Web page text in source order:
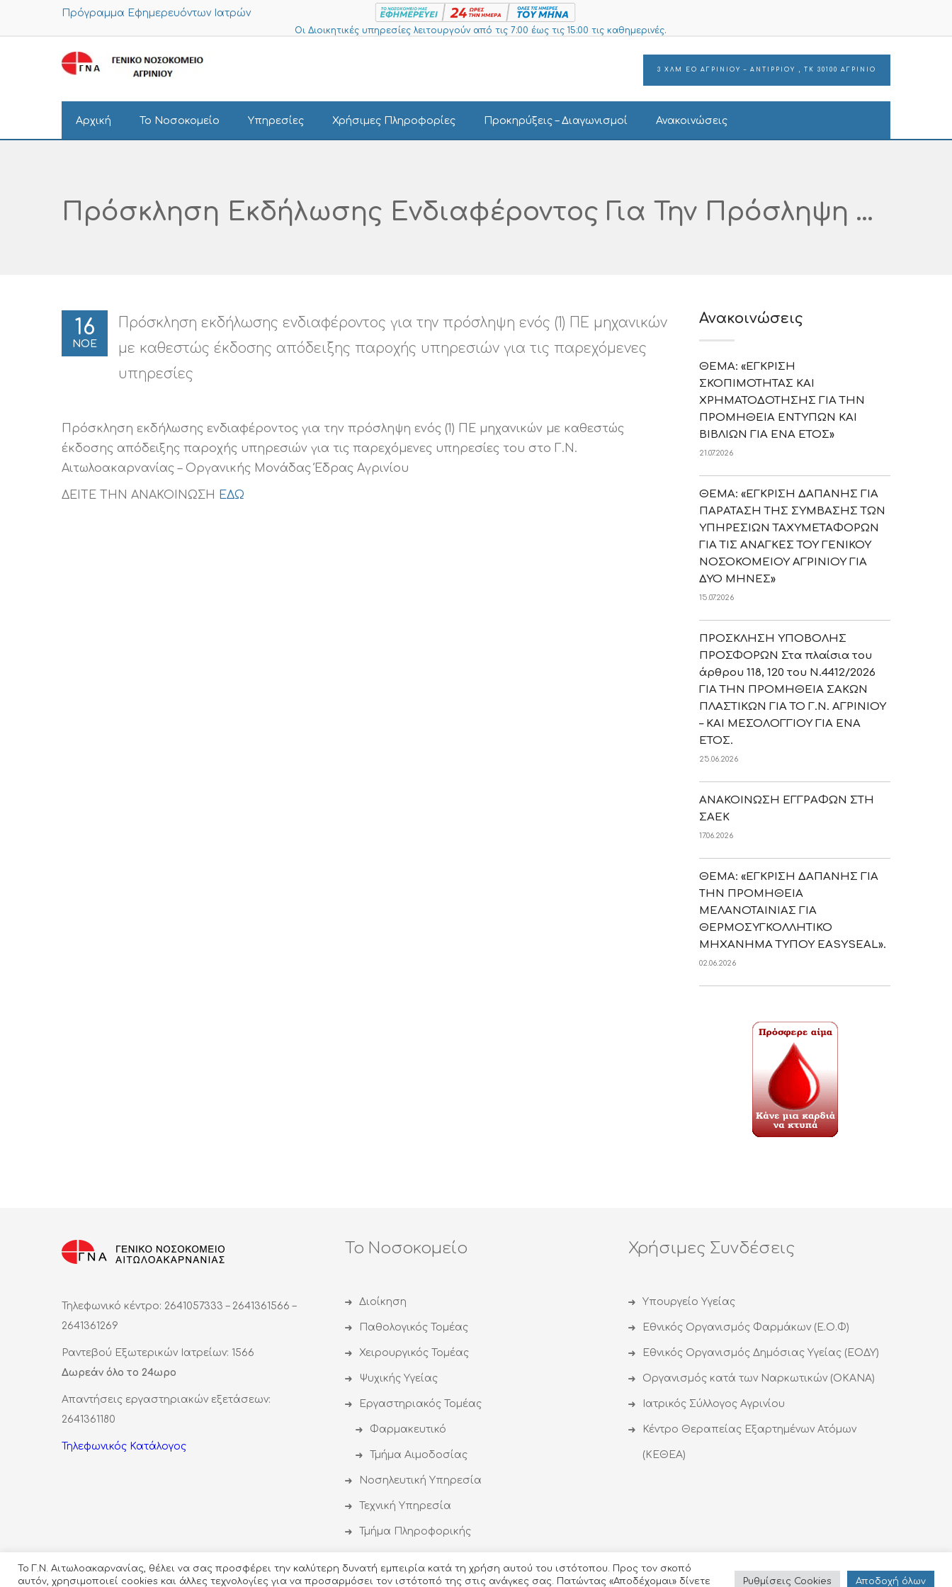
Πρόγραμμα Εφημερευόντων Ιατρών
Οι Διοικητικές υπηρεσίες λειτουργούν από τις 7:00 έως τις 15:00 τις καθημερινές.
3 ΧΛΜ ΕΟ ΑΓΡΙΝΙΟΥ – ΑΝΤΙΡΡΙΟΥ , ΤΚ 30100 ΑΓΡΙΝΙΟ
Αρχική Το Νοσοκομείο Υπηρεσίες Χρήσιμες Πληροφορίες Προκηρύξεις – Διαγωνισμοί Ανακοινώσεις
Πρόσκληση Εκδήλωσης Ενδιαφέροντος Για Την Πρόσληψη Ενός (1) ΠΕ Μηχανικών Με Καθεστώς Έκδοσης Απόδειξης Παροχής Υπηρεσιών Για Τις Παρεχόμενες Υπηρεσίες
16
ΝΟΕ
Πρόσκληση εκδήλωσης ενδιαφέροντος για την πρόσληψη ενός (1) ΠΕ μηχανικών
με καθεστώς έκδοσης απόδειξης παροχής υπηρεσιών για τις παρεχόμενες
υπηρεσίες
Πρόσκληση εκδήλωσης ενδιαφέροντος για την πρόσληψη ενός (1) ΠΕ μηχανικών με καθεστώς
έκδοσης απόδειξης παροχής υπηρεσιών για τις παρεχόμενες υπηρεσίες του στο Γ.Ν.
Αιτωλοακαρνανίας – Οργανικής Μονάδας Έδρας Αγρινίου
ΔΕΙΤΕ ΤΗΝ ΑΝΑΚΟΙΝΩΣΗ ΕΔΩ
Ανακοινώσεις
ΘΕΜΑ: «ΕΓΚΡΙΣΗ
ΣΚΟΠΙΜΟΤΗΤΑΣ ΚΑΙ
ΧΡΗΜΑΤΟΔΟΤΗΣΗΣ ΓΙΑ ΤΗΝ
ΠΡΟΜΗΘΕΙΑ ΕΝΤΥΠΩΝ ΚΑΙ
ΒΙΒΛΙΩΝ ΓΙΑ ΕΝΑ ΕΤΟΣ»
21.07.2026
ΘΕΜΑ: «ΕΓΚΡΙΣΗ ΔΑΠΑΝΗΣ ΓΙΑ
ΠΑΡΑΤΑΣΗ ΤΗΣ ΣΥΜΒΑΣΗΣ ΤΩΝ
ΥΠΗΡΕΣΙΩΝ ΤΑΧΥΜΕΤΑΦΟΡΩΝ
ΓΙΑ ΤΙΣ ΑΝΑΓΚΕΣ ΤΟΥ ΓΕΝΙΚΟΥ
ΝΟΣΟΚΟΜΕΙΟΥ ΑΓΡΙΝΙΟΥ ΓΙΑ
ΔΥΟ ΜΗΝΕΣ»
15.07.2026
ΠΡΟΣΚΛΗΣΗ ΥΠΟΒΟΛΗΣ
ΠΡΟΣΦΟΡΩΝ Στα πλαίσια του
άρθρου 118, 120 του Ν.4412/2026
ΓΙΑ ΤΗΝ ΠΡΟΜΗΘΕΙΑ ΣΑΚΩΝ
ΠΛΑΣΤΙΚΩΝ ΓΙΑ ΤΟ Γ.Ν. ΑΓΡΙΝΙΟΥ
– ΚΑΙ ΜΕΣΟΛΟΓΓΙΟΥ ΓΙΑ ΕΝΑ
ΕΤΟΣ.
25.06.2026
ΑΝΑΚΟΙΝΩΣΗ ΕΓΓΡΑΦΩΝ ΣΤΗ
ΣΑΕΚ
17.06.2026
ΘΕΜΑ: «ΕΓΚΡΙΣΗ ΔΑΠΑΝΗΣ ΓΙΑ
ΤΗΝ ΠΡΟΜΗΘΕΙΑ
ΜΕΛΑΝΟΤΑΙΝΙΑΣ ΓΙΑ
ΘΕΡΜΟΣΥΓΚΟΛΛΗΤΙΚΟ
ΜΗΧΑΝΗΜΑ ΤΥΠΟΥ EASYSEAL».
02.06.2026
Τηλεφωνικό κέντρο: 2641057333 – 2641361566 –
2641361269
Ραντεβού Εξωτερικών Ιατρείων: 1566
Δωρεάν όλο το 24ωρο
Απαντήσεις εργαστηριακών εξετάσεων:
2641361180
Τηλεφωνικός Κατάλογος
Το Νοσοκομείο
Διοίκηση
Παθολογικός Τομέας
Χειρουργικός Τομέας
Ψυχικής Υγείας
Εργαστηριακός Τομέας
Φαρμακευτικό
Τμήμα Αιμοδοσίας
Νοσηλευτική Υπηρεσία
Τεχνική Υπηρεσία
Τμήμα Πληροφορικής
Χρήσιμες Συνδέσεις
Υπουργείο Υγείας
Εθνικός Οργανισμός Φαρμάκων (Ε.Ο.Φ)
Εθνικός Οργανισμός Δημόσιας Υγείας (ΕΟΔΥ)
Οργανισμός κατά των Ναρκωτικών (ΟΚΑΝΑ)
Ιατρικός Σύλλογος Αγρινίου
Κέντρο Θεραπείας Εξαρτημένων Ατόμων
(ΚΕΘΕΑ)
Το Γ.Ν. Αιτωλοακαρνανίας, θέλει να σας προσφέρει την καλύτερη δυνατή εμπειρία κατά τη χρήση αυτού του ιστότοπου. Προς τον σκοπό
αυτόν, χρησιμοποιεί cookies και άλλες τεχνολογίες για να προσαρμόσει τον ιστότοπό της στις ανάγκες σας. Πατώντας «Αποδέχομαι» δίνετε
Ρυθμίσεις Cookies Αποδoχή όλων